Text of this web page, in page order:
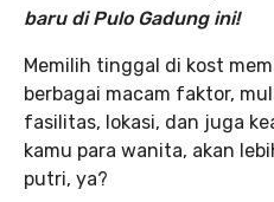
baru di Pulo Gadung ini!
Memilih tinggal di kost
berbagai macam faktor,
fasilitas, lokasi, dan juga
kamu para wanita, akan
putri, ya?